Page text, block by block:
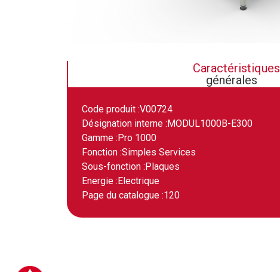
Caractéristiques
générales
Code produit :V00724
Désignation interne : MODUL1000B-E300
Gamme : Pro 1000
Fonction :Simples Services
Sous-fonction : Plaques
Energie : Electrique
Page du catalogue :120